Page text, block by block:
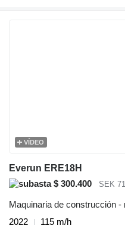
VÍDEO
Everun ERE18H
$ 300.400
SEK
Maquinaria de construcción -
2022
115 m/h